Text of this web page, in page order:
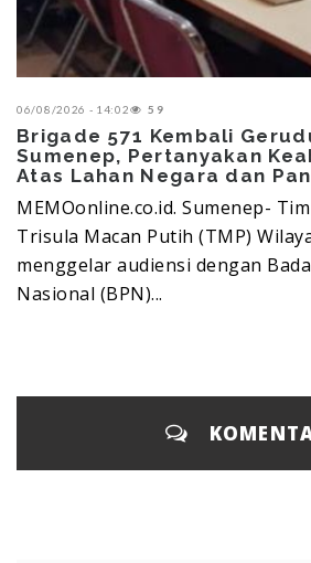
06/08/2026 - 14:02 59
Brigade 571 Kembali
Sumenep, Pertanyakan
Atas Lahan Negara dan
MEMOonline.co.id. Sumenep-
Trisula Macan Putih (TMP)
menggelar audiensi dengan
Nasional (BPN)...